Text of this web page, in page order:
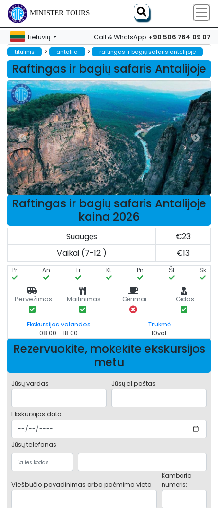
MINISTER TOURS
Lietuvių Call & WhatsApp +90 506 764 09 07
titulinis > antalija > raftingas ir bagių safaris antalijoje
Raftingas ir bagių safaris Antalijoje
Raftingas ir bagių safaris Antalijoje
kaina 2026
Suaugęs
€23
Vaikai (7-12 )
€13
Pr An Tr Kt Pn Št Sk
Pervežimas Maitinimas Gėrimai Gidas
Ekskursijos valandos
08:00 - 18:00
Trukmė
10val.
Rezervuokite, mokėkite ekskursijos
metu
Jūsų vardas Jūsų el.paštas
Ekskursijos data
Jūsų telefonas
Viešbučio pavadinimas arba paėmimo vieta
Kambario
numeris: